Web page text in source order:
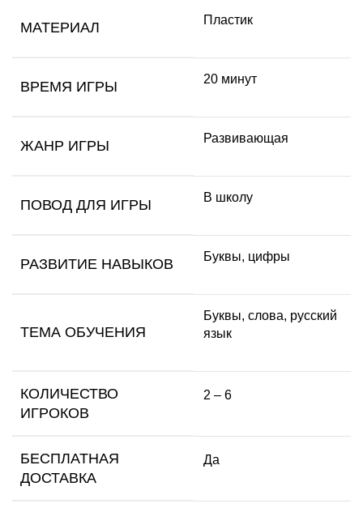
МАТЕРИАЛ Пластик
ВРЕМЯ ИГРЫ 20 минут
ЖАНР ИГРЫ Развивающая
ПОВОД ДЛЯ ИГРЫ В школу
РАЗВИТИЕ НАВЫКОВ Буквы, цифры
ТЕМА ОБУЧЕНИЯ
Буквы, слова, русский
язык
КОЛИЧЕСТВО
ИГРОКОВ
2 – 6
БЕСПЛАТНАЯ
ДОСТАВКА
Да